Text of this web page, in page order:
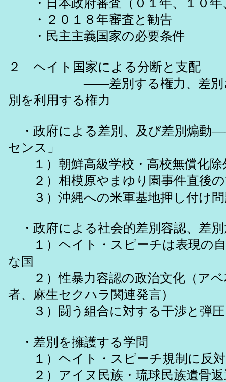
・日本政府審査（０１年、１０年
・２０１８年審査と勧告
・民主主義国家の必要条件
２ ヘイト国家による分断と支配
――差別する権力、差別さ
別を利用する権力
・政府による差別、及び差別煽動
センス」
１）朝鮮高級学校・高校無償化除
２）相模原やまゆり園事件直後の
３）沖縄への米軍基地押し付け問
・政府による社会的差別容認、差
１）ヘイト・スピーチは表現の自
な国
２）性暴力容認の政治文化（アベ
者、麻生セクハラ関連発言）
３）闘う組合に対する干渉と弾圧
・差別を擁護する学問
１）ヘイト・スピーチ規制に反対
２）アイヌ民族・琉球民族遺骨返